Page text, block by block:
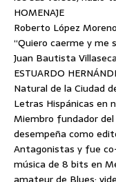
HOMENAJE
Roberto López Moreno
“Quiero caerme y me
Juan Bautista Villaseca
ESTUARDO
Natural de la Ciudad
Letras Hispánicas en
Miembro fundador
desempeña como
Antagonistas y fue
música de 8 bits en